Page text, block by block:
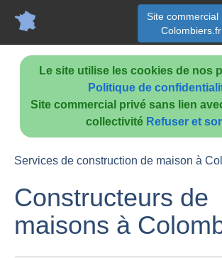
Le site utilise les cookies de nos
Politique de
Site commercial privé sans lien
collectivité Refuser et
Site commercial
Colombiers.fr
Services de construction de maison à
Constructeurs de
maisons à